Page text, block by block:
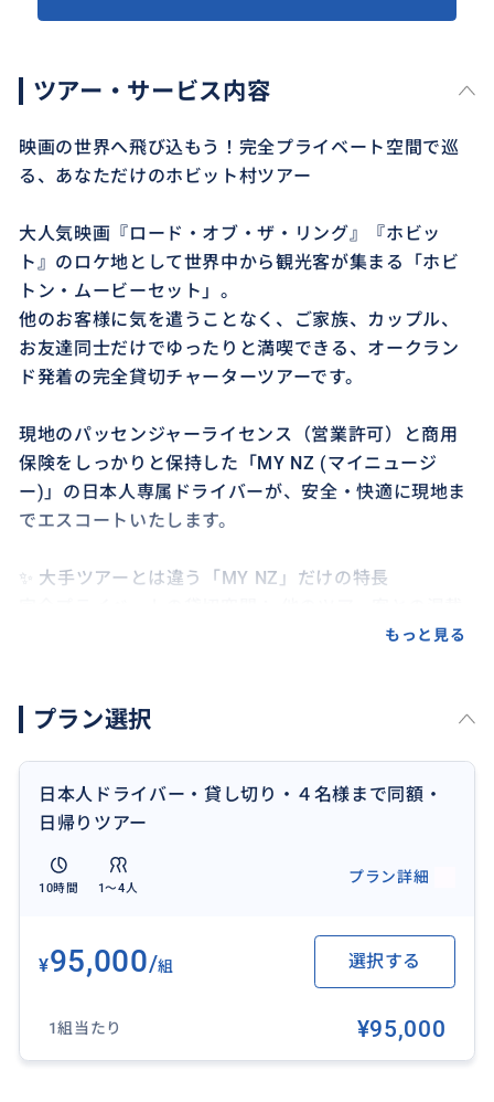
ツアー・サービス内容
映画の世界へ飛び込もう！完全プライベート空間で巡
る、あなただけのホビット村ツアー
大人気映画『ロード・オブ・ザ・リング』『ホビッ
ト』のロケ地として世界中から観光客が集まる「ホビ
トン・ムービーセット」。
他のお客様に気を遣うことなく、ご家族、カップル、
お友達同士だけでゆったりと満喫できる、オークラン
ド発着の完全貸切チャーターツアーです。
現地のパッセンジャーライセンス（営業許可）と商用
保険をしっかりと保持した「MY NZ (マイニュージ
ー)」の日本人専属ドライバーが、安全・快適に現地ま
でエスコートいたします。
✨ 大手ツアーとは違う「MY NZ」だけの特長
はありません。移動中のおしゃべりや休憩も、お客様
ドア・ツー・ドアの快適さ： オークランド市内のご宿
心です。
ローカルな寄り道も自由自在： 道中にある可愛いカフ
ェでのランチや、ガイドブックには載っていないニュ
チャーターならではの柔軟なアレンジが可能です。
08:30 オークランド市内ご宿泊ホテルにお迎え、出発
もっと見る
プラン選択
日本人ドライバー・貸し切り・４名様まで同額・
日帰りツアー
10時間 1〜4人
プラン詳細
¥95,000/組 選択する
1組当たり ¥95,000